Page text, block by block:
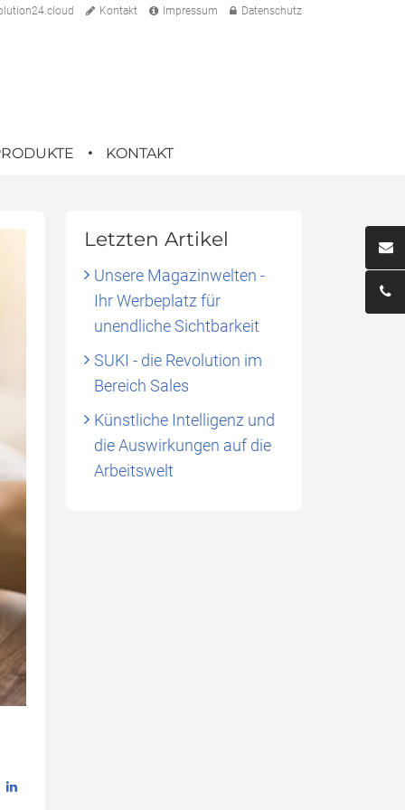
Kontakt Impressum Datenschutz
KONTAKT
Letzten Artikel
Unsere Magazinwelten -
Ihr Werbeplatz für
unendliche Sichtbarkeit
SUKI - die Revolution im
Bereich Sales
Künstliche Intelligenz und
die Auswirkungen auf die
Arbeitswelt